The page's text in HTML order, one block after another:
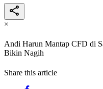
×
Andi Harun Mantap CFD di
Bikin Nagih
Share this article